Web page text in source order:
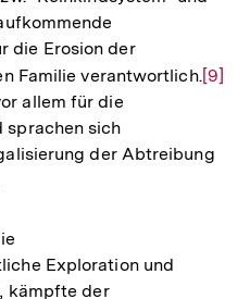
die Erosion der
Familie verantwortlich.Zur
[9]
allem für die
sprachen sich
der Abtreibung
Exploration und
kämpfte der